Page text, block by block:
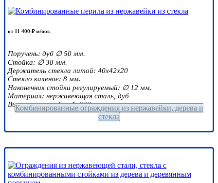
от 11 400 ₽ м/пог.
Поручень: дуб ∅ 50 мм.
Стойка: ∅ 38 мм.
Держатель стекла литой: 40х42х20
Стекло каленое: 8 мм.
Наконечник стойки регулируемый: ∅ 12 мм.
Материал: нержавеющая сталь, дуб
Высота ограждений: 900 мм.
Комбинированные ограждения из нержавейки, дерева и
стекла